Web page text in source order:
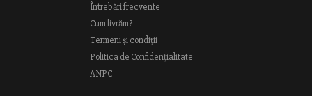
Întrebări frecvente
Cum livrăm?
Termeni și condiții
Politica de Confidențialitate
ANPC